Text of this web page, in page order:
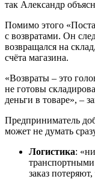
так Александр
Помимо этого
с возвратами. Он
возвращался на
счёта магазина.
«Возвраты – это
не готовы
деньги в товаре», –
Предприниматель
может не думать
Логистика:
заказ